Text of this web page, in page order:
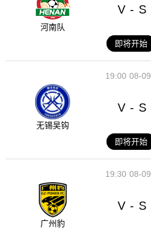
河南队
V - S
即将开始
08-09
19:00
无锡吴钩
V - S
即将开始
08-09
19:30
广州豹
V - S